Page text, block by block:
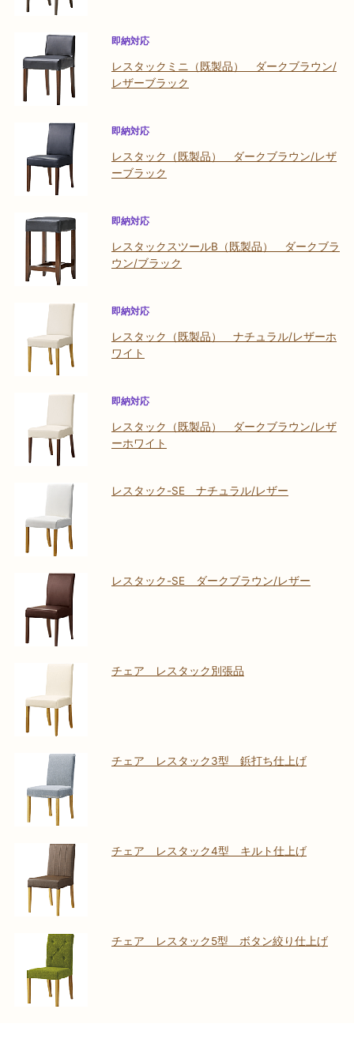
即納対応
レスタックミニ（既製品） ダークブラウン/
レザーブラック
即納対応
レスタック（既製品） ダークブラウン/レザ
ーブラック
即納対応
レスタックスツールB（既製品） ダークブラ
ウン/ブラック
即納対応
レスタック（既製品） ナチュラル/レザーホ
ワイト
即納対応
レスタック（既製品） ダークブラウン/レザ
ーホワイト
レスタック-SE ナチュラル/レザー
レスタック-SE ダークブラウン/レザー
チェア レスタック別張品
チェア レスタック3型 鋲打ち仕上げ
チェア レスタック4型 キルト仕上げ
チェア レスタック5型 ボタン絞り仕上げ